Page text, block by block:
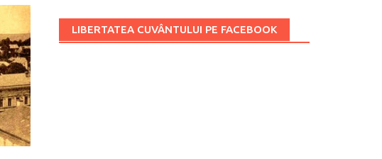
LIBERTATEA CUVÂNTULUI PE FACEBOOK